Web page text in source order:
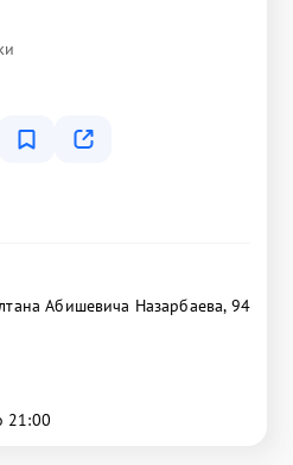
Абишевича Назарбаева, 94
21:00